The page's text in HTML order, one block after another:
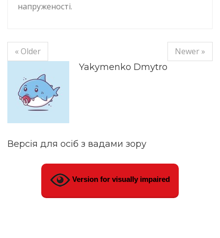
напруженості.
« Older
Newer »
Yakymenko Dmytro
Версія для осіб з вадами зору
Version for visually impaired